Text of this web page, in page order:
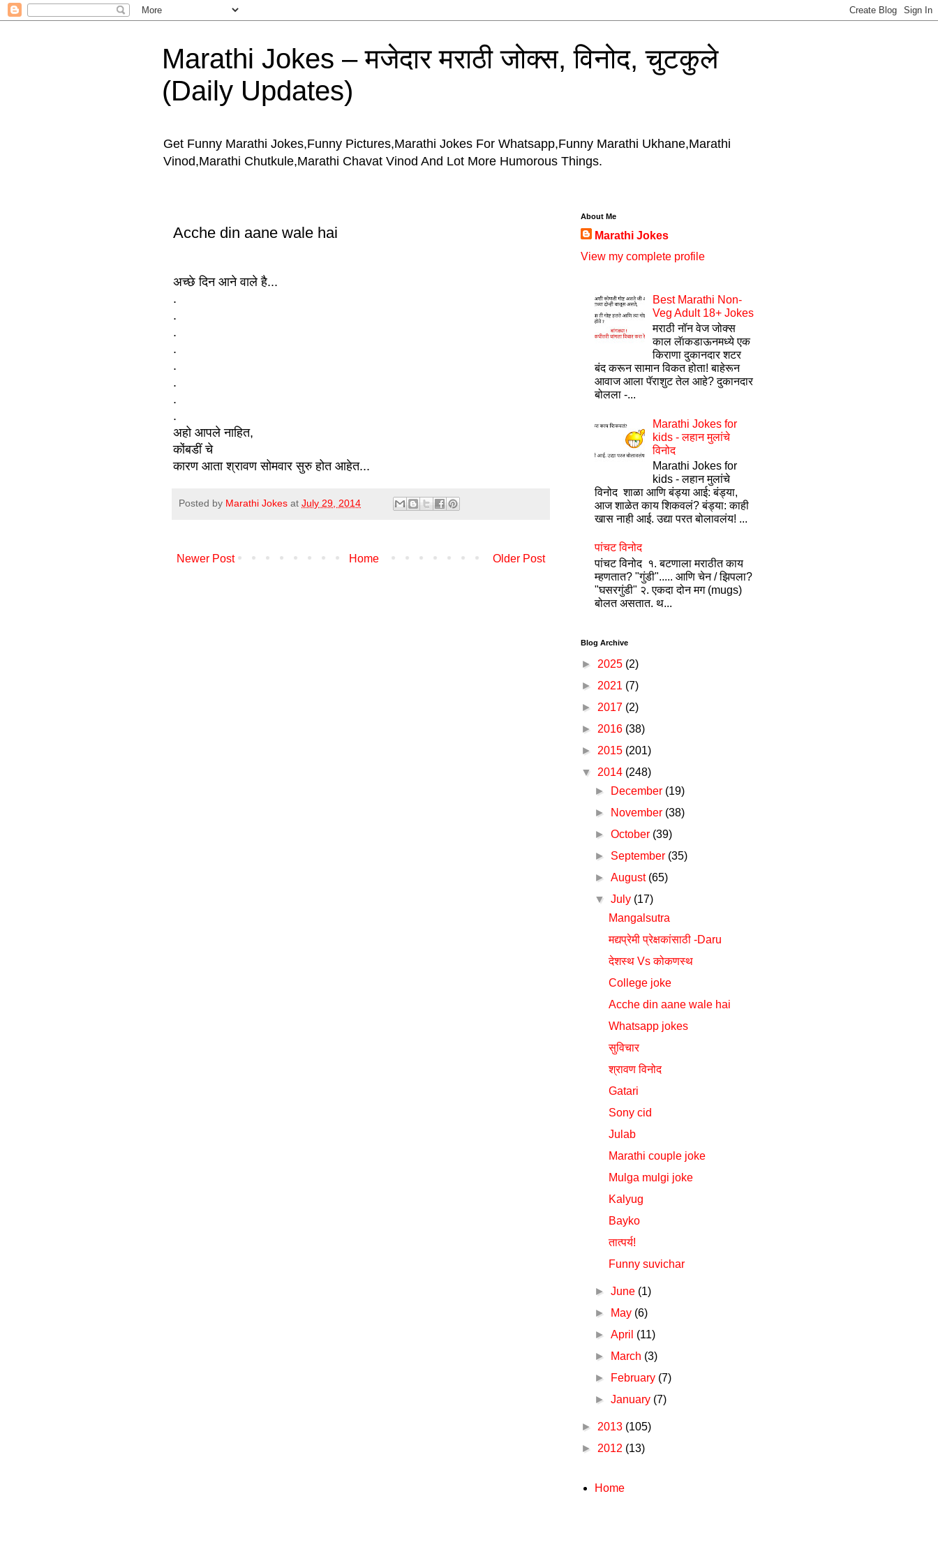
Marathi Jokes – मजेदार मराठी जोक्स, विनोद, चुटकुले
(Daily Updates)
Get Funny Marathi Jokes,Funny Pictures,Marathi Jokes For Whatsapp,Funny Marathi Ukhane,Marathi
Vinod,Marathi Chutkule,Marathi Chavat Vinod And Lot More Humorous Things.
Acche din aane wale hai
अच्छे दिन आने वाले है...
.
.
.
.
.
.
.
.
अहो आपले नाहित,
कोंबडीं चे
कारण आता श्रावण सोमवार सुरु होत आहेत...
Posted by Marathi Jokes at July 29, 2014
Newer Post Older Post
Home
About Me
Marathi Jokes
View my complete profile
Best Marathi Non-
Veg Adult 18+ Jokes
मराठी नॉन वेज जोक्स
काल लॅाकडाऊनमध्ये एक
किराणा दुकानदार शटर
बंद करून सामान विकत होता! बाहेरून
आवाज आला पॅराशुट तेल आहे? दुकानदार
बोलला -...
Marathi Jokes for
kids - लहान मुलांचे
विनोद
Marathi Jokes for
kids - लहान मुलांचे
विनोद शाळा आणि बंड्या आई: बंड्या,
आज शाळेत काय शिकवलं? बंड्या: काही
खास नाही आई. उद्या परत बोलावलंय! ...
पांचट विनोद
पांचट विनोद १. बटणाला मराठीत काय
म्हणतात? "गुंडी"..... आणि चेन / झिपला?
"घसरगुंडी" २. एकदा दोन मग (mugs)
बोलत असतात. थ...
Blog Archive
► 2025 (2)
► 2021 (7)
► 2017 (2)
► 2016 (38)
► 2015 (201)
▼ 2014 (248)
►
December (19)
►
November (38)
►October (39)
► September (35)
►August (65)
▼July (17)
Mangalsutra
मद्यप्रेमी प्रेक्षकांसाठी -Daru
देशस्थ Vs कोकणस्थ
College joke
Acche din aane wale hai
Whatsapp jokes
सुविचार
श्रावण विनोद
Gatari
Sony cid
Julab
Marathi couple joke
Mulga mulgi joke
Kalyug
Bayko
तात्पर्य!
Funny suvichar
►June (1)
►
May (6)
►April (11)
►
March (3)
►
February (7)
►January (7)
► 2013 (105)
► 2012 (13)
Home